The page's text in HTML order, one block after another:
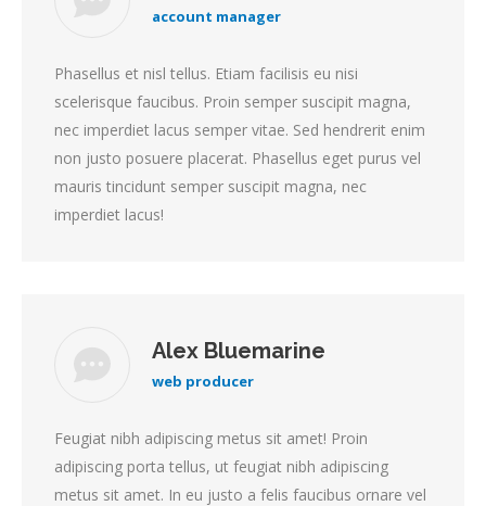
account manager
Phasellus et nisl tellus. Etiam facilisis eu nisi
scelerisque faucibus. Proin semper suscipit magna,
nec imperdiet lacus semper vitae. Sed hendrerit enim
non justo posuere placerat. Phasellus eget purus vel
mauris tincidunt semper suscipit magna, nec
imperdiet lacus!
Alex Bluemarine
web producer
Feugiat nibh adipiscing metus sit amet! Proin
adipiscing porta tellus, ut feugiat nibh adipiscing
metus sit amet. In eu justo a felis faucibus ornare vel